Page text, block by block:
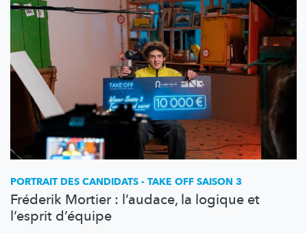
PORTRAIT DES CANDIDATS - TAKE OFF SAISON 3
Fréderik Mortier : l’audace, la logique et
l’esprit d’équipe